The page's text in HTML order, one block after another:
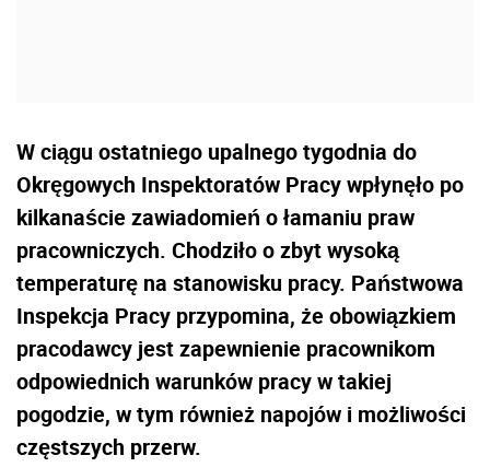
W ciągu ostatniego upalnego tygodnia do
Okręgowych Inspektoratów Pracy wpłynęło po
kilkanaście zawiadomień o łamaniu praw
pracowniczych. Chodziło o zbyt wysoką
temperaturę na stanowisku pracy. Państwowa
Inspekcja Pracy przypomina, że obowiązkiem
pracodawcy jest zapewnienie pracownikom
odpowiednich warunków pracy w takiej
pogodzie, w tym również napojów i możliwości
częstszych przerw.